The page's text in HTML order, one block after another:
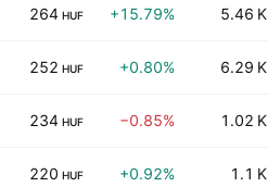
264 HUF +15.79% 5.46 K
252 HUF +0.80% 6.29 K
234 HUF −0.85% 1.02 K
220 HUF +0.92% 1.1 K